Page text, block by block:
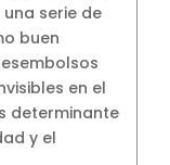
serie de
buen
en el
determinante
y el